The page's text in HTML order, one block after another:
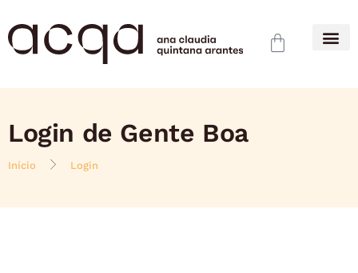
Login de Gente Boa
Início Login